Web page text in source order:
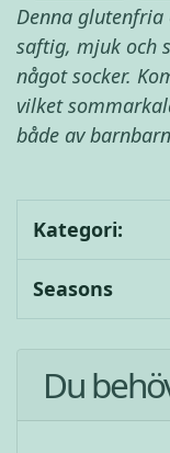
Denna
saftig, mjuk och
något socker.
vilket
både av
Kategori:
Seasons
Du